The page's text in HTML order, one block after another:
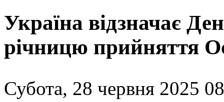
Україна відзначає
річницю прийняття
Субота, 28 червня 2025